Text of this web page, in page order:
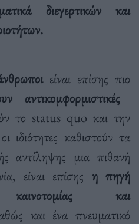
διεγερτικών και
είναι επίσης πιο
αντικομφορμιστικές
το status quo και την
ιδιότητες καθιστούν τα
αντίληψης μια πιθανή
είναι επίσης η πηγή
καινοτομίας και
και ένα πνευματικό